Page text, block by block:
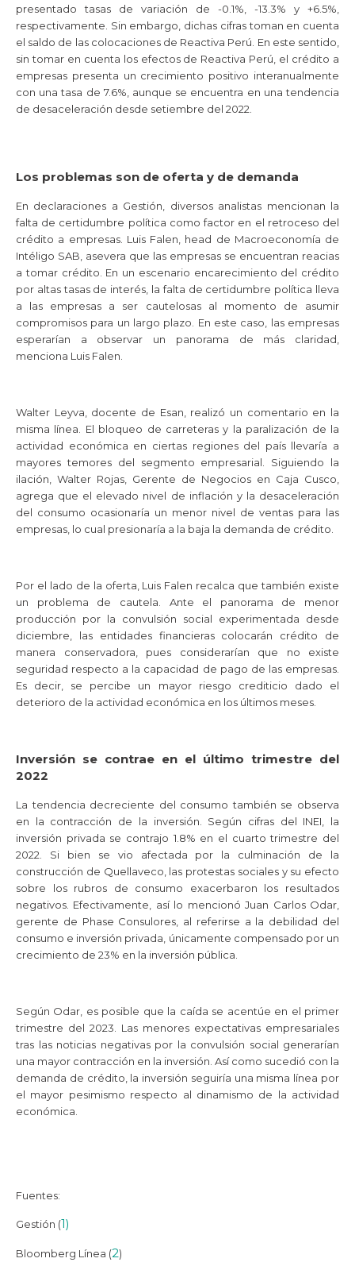
presentado tasas de variación de -0.1%, -13.3% y +6.5%,
respectivamente. Sin embargo, dichas cifras toman en cuenta
el saldo de las colocaciones de Reactiva Perú. En este sentido,
sin tomar en cuenta los efectos de Reactiva Perú, el crédito a
empresas presenta un crecimiento positivo interanualmente
con una tasa de 7.6%, aunque se encuentra en una tendencia
de desaceleración desde setiembre del 2022.
Los problemas son de oferta y de demanda
En declaraciones a Gestión, diversos analistas mencionan la
falta de certidumbre política como factor en el retroceso del
crédito a empresas. Luis Falen, head de Macroeconomía de
Intéligo SAB, asevera que las empresas se encuentran reacias
a tomar crédito. En un escenario encarecimiento del crédito
por altas tasas de interés, la falta de certidumbre política lleva
a las empresas a ser cautelosas al momento de asumir
compromisos para un largo plazo. En este caso, las empresas
esperarían a observar un panorama de más claridad,
menciona Luis Falen.
Walter Leyva, docente de Esan, realizó un comentario en la
misma línea. El bloqueo de carreteras y la paralización de la
actividad económica en ciertas regiones del país llevaría a
mayores temores del segmento empresarial. Siguiendo la
ilación, Walter Rojas, Gerente de Negocios en Caja Cusco,
agrega que el elevado nivel de inflación y la desaceleración
del consumo ocasionaría un menor nivel de ventas para las
empresas, lo cual presionaría a la baja la demanda de crédito.
Por el lado de la oferta, Luis Falen recalca que también existe
un problema de cautela. Ante el panorama de menor
producción por la convulsión social experimentada desde
diciembre, las entidades financieras colocarán crédito de
manera conservadora, pues considerarían que no existe
seguridad respecto a la capacidad de pago de las empresas.
Es decir, se percibe un mayor riesgo crediticio dado el
deterioro de la actividad económica en los últimos meses.
Inversión se contrae en el último trimestre del
2022
La tendencia decreciente del consumo también se observa
en la contracción de la inversión. Según cifras del INEI, la
inversión privada se contrajo 1.8% en el cuarto trimestre del
2022. Si bien se vio afectada por la culminación de la
construcción de Quellaveco, las protestas sociales y su efecto
sobre los rubros de consumo exacerbaron los resultados
negativos. Efectivamente, así lo mencionó Juan Carlos Odar,
gerente de Phase Consulores, al referirse a la debilidad del
consumo e inversión privada, únicamente compensado por un
crecimiento de 23% en la inversión pública.
Según Odar, es posible que la caída se acentúe en el primer
trimestre del 2023. Las menores expectativas empresariales
tras las noticias negativas por la convulsión social generarían
una mayor contracción en la inversión. Así como sucedió con la
demanda de crédito, la inversión seguiría una misma línea por
el mayor pesimismo respecto al dinamismo de la actividad
económica.
Fuentes:
Gestión (1)
Bloomberg Línea (2)